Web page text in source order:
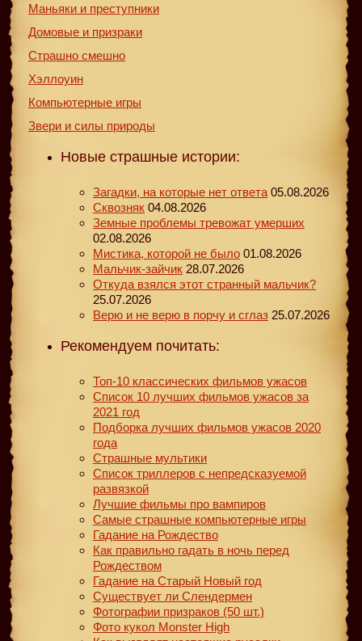
Маньяки и преступники
Домовые и призраки
Страшно смешно
Хэллоуин
Компьютерные игры
Звери и силы природы
Новые страшные истории:
Загадки, на которые нет ответа 05.08.2026
Сквозняк 04.08.2026
Земные проблемы тревожат умерших
02.08.2026
Мистика, которой не было 01.08.2026
Мальчик-зайчик 28.07.2026
Откуда взялся этот странный мальчик?
25.07.2026
Верю и не верю в порчу и сглаз 25.07.2026
Рекомендуем почитать:
Топ-10 классических фильмов ужасов
Список 10 лучших фильмов ужасов за
2021 год
Подборка лучших фильмов ужасов 2020
года
Страшные мультики
Список триллеров с непредсказуемой
развязкой
Лучшие фильмы про вампиров
Самые страшные компьютерные игры
Гадание на Рождество
Как правильно гадать в ночь перед
Рождеством
Гадание на Старый Новый год
Существует ли Слендермен
Фотографии призраков (50 шт.)
Фото кукол Monster High